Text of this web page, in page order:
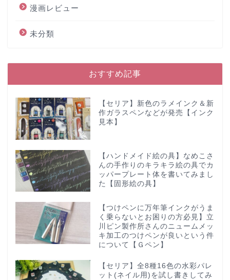
漫画レビュー
未分類
おすすめ記事
【セリア】新色のラメインク＆新
作ガラスペンなどが発売【インク
見本】
【ハンドメイド絵の具】なめこさ
んの手作りのキラキラ絵の具でカ
ッパープレート体を書いてみまし
た【固形絵の具】
【つけペンに万年筆インクがうま
く乗らないとお困りの方必見】立
川ピン製作所さんのニュームメッ
キ加工のつけペンが良いという件
について【Ｇペン】
【セリア】全8種16色の水彩パレ
ット(ネイル用)を試し書きしてみ